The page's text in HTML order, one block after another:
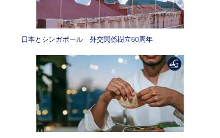
日本とシンガポール 外交関係樹立60周年